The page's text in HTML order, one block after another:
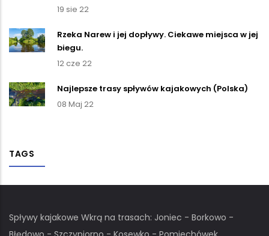
19 sie 22
Rzeka Narew i jej dopływy. Ciekawe miejsca w jej
biegu.
12 cze 22
Najlepsze trasy spływów kajakowych (Polska)
08 Maj 22
TAGS
Spływy kajakowe Wkrą na trasach: Joniec - Borkowo -